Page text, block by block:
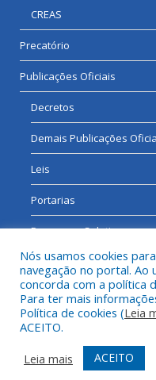
CREAS
Precatório
Publicações Oficiais
Decretos
Demais Publicações
Leis
Portarias
Processos Seletivos
Todos os direitos
Mapa do Site
Acessar
Acessar Webmail
Nós usamos cookies
navegação no portal. Ao
concorda com a política
Para ter mais
Política de cookies (Leia
ACEITO.
Leia mais
ACEITO